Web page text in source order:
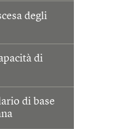
degli
di
di base